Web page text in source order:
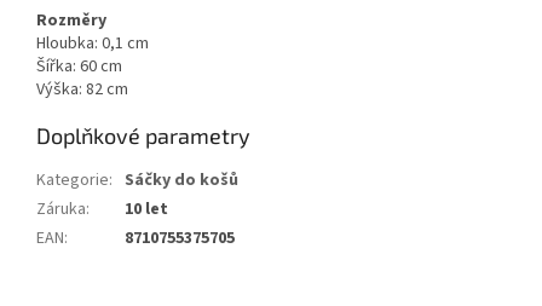
Rozměry
Hloubka: 0,1 cm
Šířka: 60 cm
Výška: 82 cm
Doplňkové parametry
Kategorie: Sáčky do košů
Záruka:
10 let
EAN: 8710755375705